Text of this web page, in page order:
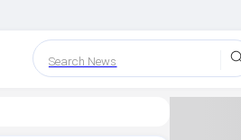
Search News